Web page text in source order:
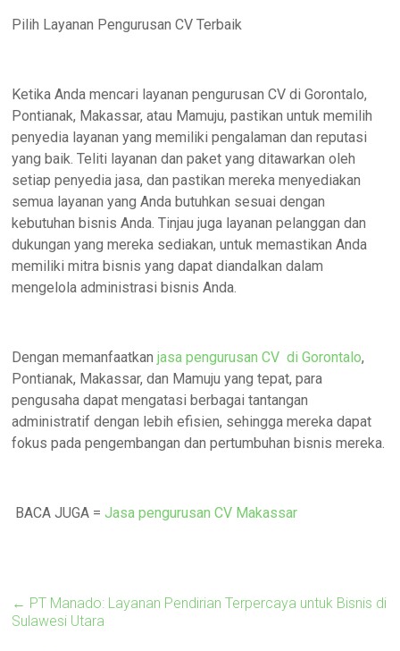
Pilih Layanan Pengurusan CV Terbaik
Ketika Anda mencari layanan pengurusan CV di Gorontalo,
Pontianak, Makassar, atau Mamuju, pastikan untuk memilih
penyedia layanan yang memiliki pengalaman dan reputasi
yang baik. Teliti layanan dan paket yang ditawarkan oleh
setiap penyedia jasa, dan pastikan mereka menyediakan
semua layanan yang Anda butuhkan sesuai dengan
kebutuhan bisnis Anda. Tinjau juga layanan pelanggan dan
dukungan yang mereka sediakan, untuk memastikan Anda
memiliki mitra bisnis yang dapat diandalkan dalam
mengelola administrasi bisnis Anda.
Dengan memanfaatkanjasa pengurusan CV di Gorontalo,
Pontianak, Makassar, dan Mamuju yang tepat, para
pengusaha dapat mengatasi berbagai tantangan
administratif dengan lebih efisien, sehingga mereka dapat
fokus pada pengembangan dan pertumbuhan bisnis mereka.
BACA JUGA =Jasa pengurusan CV Makassar
← PT Manado: Layanan Pendirian Terpercaya untuk Bisnis di
Sulawesi Utara